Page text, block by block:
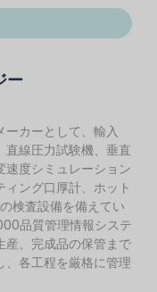
ー
ーカーとして、輸入
直線圧力試験機、垂直
度シミュレーション
ング口厚計、ホット
検査設備を備えてい
品質管理情報システ
産、完成品の保管まで
各工程を厳格に管理